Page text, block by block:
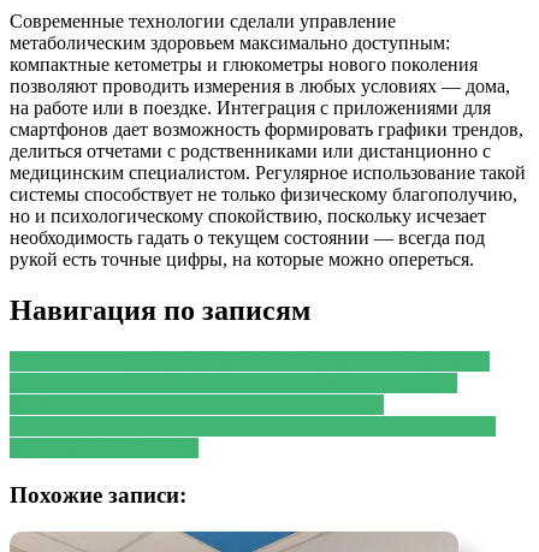
Современные технологии сделали управление
метаболическим здоровьем максимально доступным:
компактные кетометры и глюкометры нового поколения
позволяют проводить измерения в любых условиях — дома,
на работе или в поездке. Интеграция с приложениями для
смартфонов дает возможность формировать графики трендов,
делиться отчетами с родственниками или дистанционно с
медицинским специалистом. Регулярное использование такой
системы способствует не только физическому благополучию,
но и психологическому спокойствию, поскольку исчезает
необходимость гадать о текущем состоянии — всегда под
рукой есть точные цифры, на которые можно опереться.
Навигация по записям
Похожие записи: